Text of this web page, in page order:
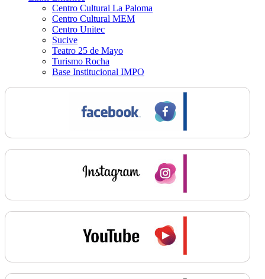
Centro Cultural La Paloma
Centro Cultural MEM
Centro Unitec
Sucive
Teatro 25 de Mayo
Turismo Rocha
Base Institucional IMPO